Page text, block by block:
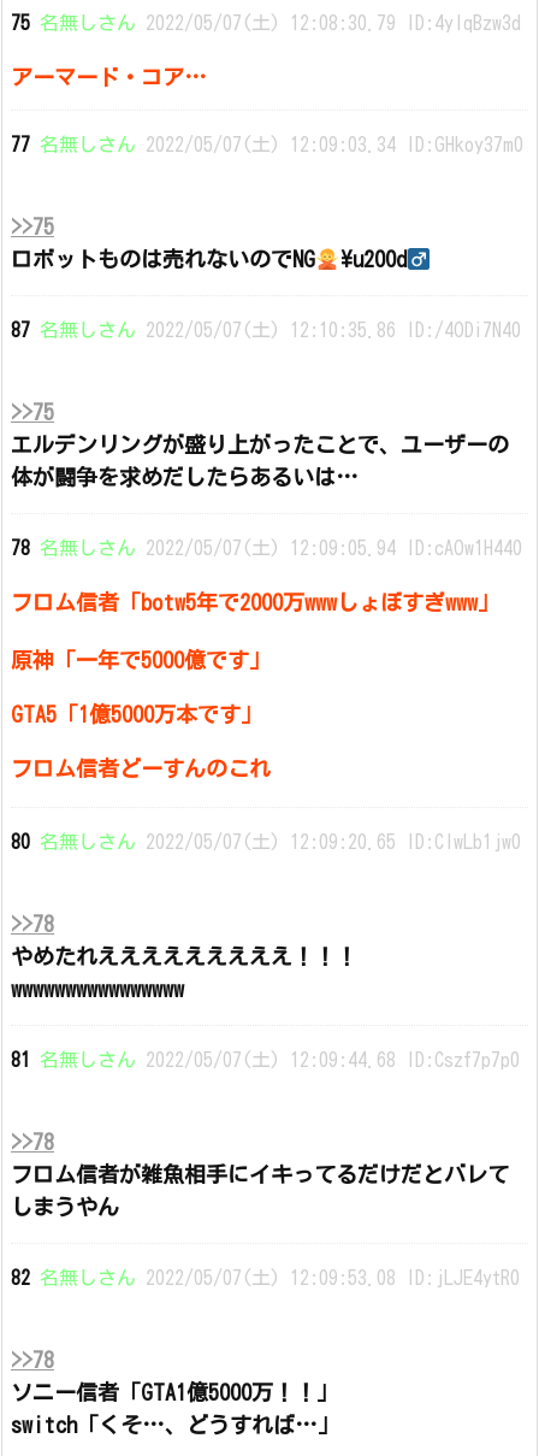
75 名無しさん 2022/05/07(土) 12:08:30.79 ID:4yIqBzw3d
アーマード・コア…
77 名無しさん 2022/05/07(土) 12:09:03.34 ID:GHkoy37m0
>>75
ロボットものは売れないのでNG
\u200d
87 名無しさん 2022/05/07(土) 12:10:35.86 ID:/4ODi7N40
>>75
エルデンリングが盛り上がったことで、ユーザーの
体が闘争を求めだしたらあるいは…
78 名無しさん 2022/05/07(土) 12:09:05.94 ID:cAOw1H440
フロム信者「botw5年で2000万wwwしょぼすぎwww」
原神「一年で5000億です」
GTA5「1億5000万本です」
フロム信者どーすんのこれ
80 名無しさん 2022/05/07(土) 12:09:20.65 ID:ClwLb1jw0
>>78
やめたれえええええええええ！！！
wwwwwwwwwwwwwwww
81 名無しさん 2022/05/07(土) 12:09:44.68 ID:Cszf7p7p0
>>78
フロム信者が雑魚相手にイキってるだけだとバレて
しまうやん
82 名無しさん 2022/05/07(土) 12:09:53.08 ID:jLJE4ytR0
>>78
ソニー信者「GTA1億5000万！！」
switch「くそ…、どうすれば…」